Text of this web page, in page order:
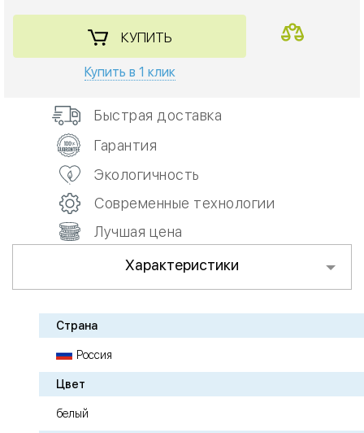
КУПИТЬ
Купить в 1 клик
Быстрая доставка
Гарантия
Экологичность
Современные технологии
Лучшая цена
Характеристики
Страна
Россия
Цвет
белый